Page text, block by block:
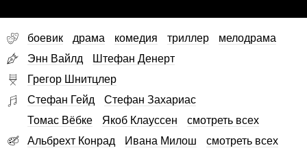
боевик драма комедия триллер
мелодрама
Энн Вайлд
Штефан Денерт
Грегор Шнитцлер
Стефан Гейд
Стефан Захариас
Томас Вёбке
Якоб Клауссен
смотреть всех
Альбрехт Конрад
Ивана Милош
смотреть всех